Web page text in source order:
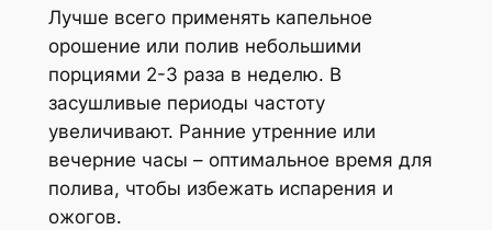
Лучше всего применять капельное
орошение или полив небольшими
порциями 2-3 раза в неделю. В
засушливые периоды частоту
увеличивают. Ранние утренние или
вечерние часы – оптимальное время для
полива, чтобы избежать испарения и
ожогов.